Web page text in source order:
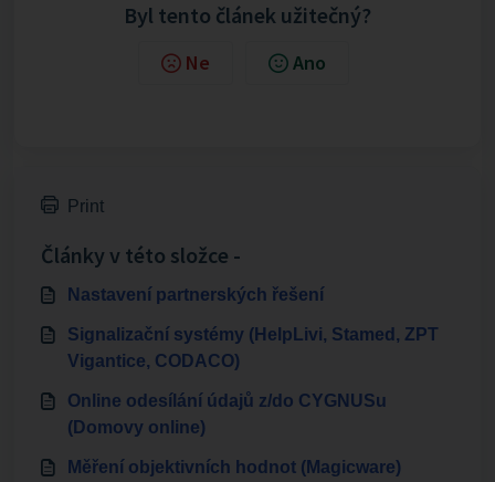
Byl tento článek užitečný?
Ne Ano
Print
Články v této složce -
Nastavení partnerských řešení
Signalizační systémy (HelpLivi, Stamed, ZPT
Vigantice, CODACO)
Online odesílání údajů z/do CYGNUSu
(Domovy online)
Měření objektivních hodnot (Magicware)